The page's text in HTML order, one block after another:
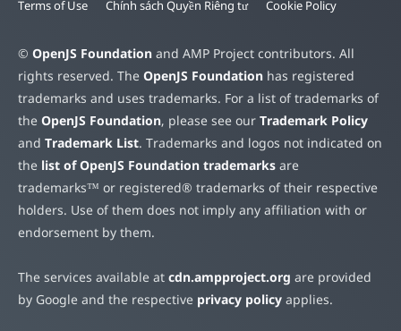
Terms of Use Chính sách Quyền Riêng tư Cookie Policy
© OpenJS Foundation and AMP Project contributors. All
rights reserved. The OpenJS Foundation has registered
trademarks and uses trademarks. For a list of trademarks of
the OpenJS Foundation, please see our Trademark Policy
and Trademark List. Trademarks and logos not indicated on
the list of OpenJS Foundation trademarks are
trademarks™ or registered® trademarks of their respective
holders. Use of them does not imply any affiliation with or
endorsement by them.
The services available at cdn.ampproject.org are provided
by Google and the respective privacy policy applies.